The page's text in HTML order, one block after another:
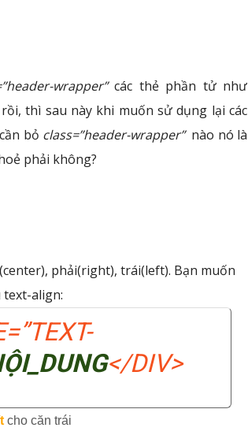
wrapper”các thẻ phần tử như
thì sau này khi muốn sử dụng lại các
bỏ class=”header-wrapper” nào nó là
phải không?
phải(right), trái(left). Bạn muốn
text-align:
</DIV>
cho căn trái